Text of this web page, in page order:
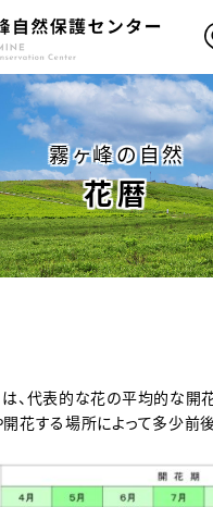
霧ヶ峰の自然
花暦
、代表的な花の平均的な開
花する場所によって多少前